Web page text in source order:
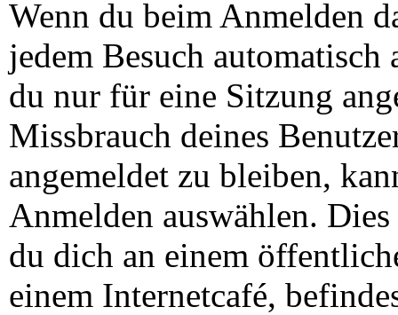
Wenn du beim Anmelden
jedem Besuch
du nur für eine Sitzung
Missbrauch deines
angemeldet zu bleiben,
Anmelden auswählen.
du dich an einem
einem Internetcafé,